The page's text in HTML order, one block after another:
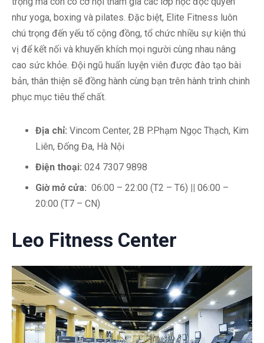
như yoga, boxing và pilates. Đặc biệt, Elite Fitness luôn
chú trọng đến yếu tố cộng đồng, tổ chức nhiều sự kiện thú
vị để kết nối và khuyến khích mọi người cùng nhau nâng
cao sức khỏe. Đội ngũ huấn luyện viên được đào tạo bài
bản, thân thiện sẽ đồng hành cùng bạn trên hành trình chinh
phục mục tiêu thể chất.
Địa chỉ: Vincom Center, 2B P.Phạm Ngọc Thạch, Kim
Liên, Đống Đa, Hà Nội
Điện thoại: 024 7307 9898
Giờ mở cửa: 06:00 – 22:00 (T2 – T6) || 06:00 –
20:00 (T7 – CN)
Leo Fitness Center